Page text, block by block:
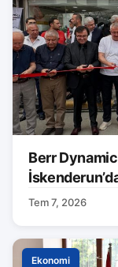
Berr
Markası
Tem 7, 2026
Ekonomi